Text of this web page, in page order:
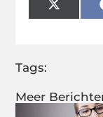
Meer
X
Tags: